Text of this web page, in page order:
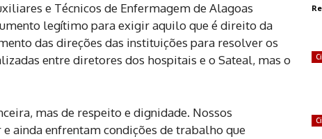
e Técnicos de Enfermagem de Alagoas
legítimo para exigir aquilo que é direito da
das direções das instituições para resolver os
entre diretores dos hospitais e o Sateal, mas o
mas de respeito e dignidade. Nossos
ainda enfrentam condições de trabalho que